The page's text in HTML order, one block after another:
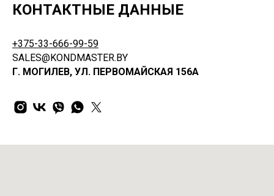
КОНТАКТНЫЕ ДАННЫЕ
+375-33-666-99-59
SALES@KONDMASTER.BY
Г. МОГИЛЕВ, УЛ. ПЕРВОМАЙСКАЯ 156А